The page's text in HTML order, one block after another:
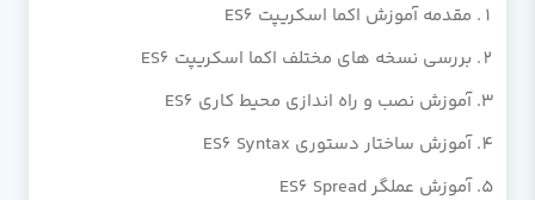
مقدمه آموزش اکما اسکریپت ES6
بررسی نسخه های مختلف اکما اسکریپت ES6
آموزش نصب و راه اندازی محیط کاری ES6
آموزش ساختار دستوری ES6 Syntax
آموزش عملگر ES6 Spread